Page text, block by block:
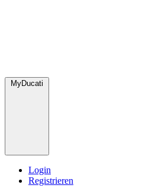
MyDucati
Login
Registrieren